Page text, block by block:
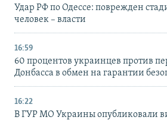
Удар РФ по Одессе: поврежден
человек – власти
16:59
60 процентов украинцев против
Донбасса в обмен на гарантии
16:22
В ГУР МО Украины опубликовали